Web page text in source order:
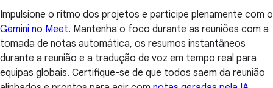
Impulsione o ritmo dos projetos e participe plenamente com o
Gemini no Meet. Mantenha o foco durante as reuniões com a
tomada de notas automática, os resumos instantâneos
durante a reunião e a tradução de voz em tempo real para
equipas globais. Certifique-se de que todos saem da reunião